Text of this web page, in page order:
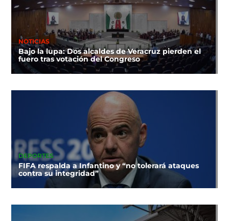
NOTICIAS
Bajo la lupa: Dos alcaldes de Veracruz pierden el
fuero tras votación del Congreso
DEPORTES
FIFA respalda a Infantino y “no tolerará ataques
contra su integridad”